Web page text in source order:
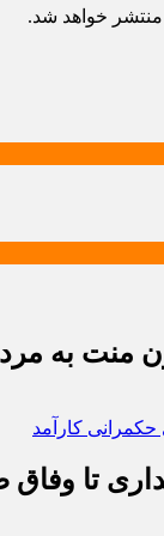
خواهد شد.
منت به
تا